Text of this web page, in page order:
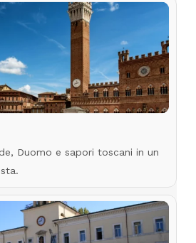
Duomo e sapori toscani in un